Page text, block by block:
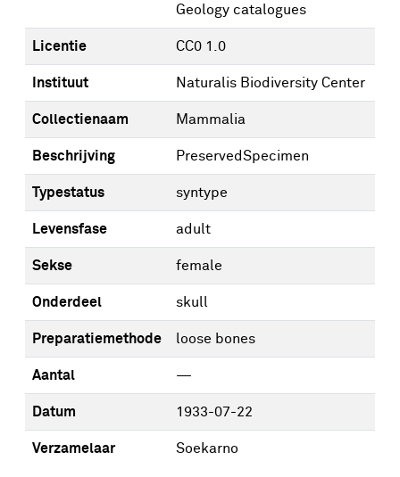
Geology catalogues
Licentie CC0 1.0
Instituut Naturalis Biodiversity Center
Collectienaam Mammalia
Beschrijving PreservedSpecimen
Typestatus syntype
Levensfase adult
Sekse female
Onderdeel skull
Preparatiemethode loose bones
Aantal —
Datum 1933-07-22
Verzamelaar Soekarno